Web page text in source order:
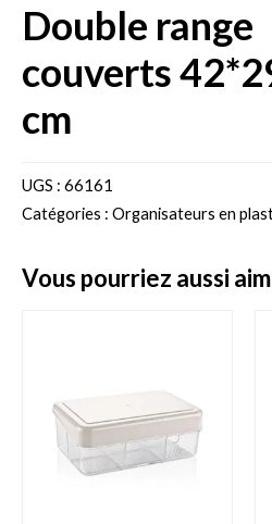
double range
couverts
cm
UGS : 66161
Catégories : Organisateurs en
vous pourriez aussi